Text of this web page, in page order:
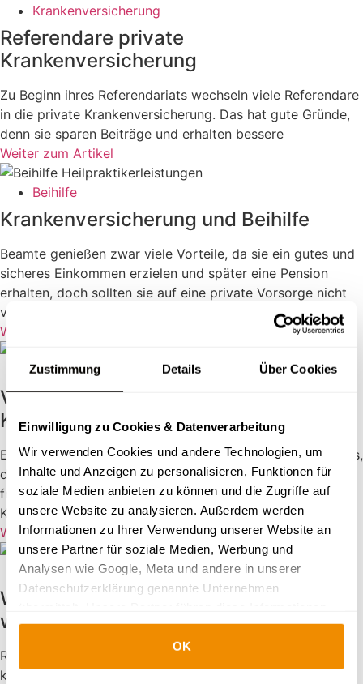
Zustimmung Details Über Cookies
Einwilligung zu Cookies & Datenverarbeitung
Wir verwenden Cookies und andere Technologien, um
Inhalte und Anzeigen zu personalisieren, Funktionen für
soziale Medien anbieten zu können und die Zugriffe auf
unsere Website zu analysieren. Außerdem werden
Informationen zu Ihrer Verwendung unserer Website an
unsere Partner für soziale Medien, Werbung und
Analysen wie Google, Meta und andere in unserer
Datenschutzerklärung genannte Unternehmen
möglicherweise mit weiteren Daten zusammen, die Sie
ihnen bereitgestellt haben oder die sie im Rahmen Ihrer
Nutzung der Dienste gesammelt haben.
OK
Krankenversicherung
Referendare private
Krankenversicherung
Zu Beginn ihres Referendariats wechseln viele Referendare
in die private Krankenversicherung. Das hat gute Gründe,
denn sie sparen Beiträge und erhalten bessere
Weiter zum Artikel
Beihilfe
Krankenversicherung und Beihilfe
Beamte genießen zwar viele Vorteile, da sie ein gutes und
sicheres Einkommen erzielen und später eine Pension
erhalten, doch sollten sie auf eine private Vorsorge nicht
verzichten.
Weiter zum Artikel
Krankenversicherung
Versicherungsbeiträge private
Krankenversicherung
Eine private Krankenversicherung ist für Beamte kein Muss,
doch bietet sie deutliche Vorteile gegenüber der
freiwilligen Mitgliedschaft in einer gesetzlichen
Krankenkasse.
Weiter zum Artikel
Krankenversicherung
Warum die PKV für Referendare
wichtig ist
Referendare warten auf ihre Verbeamtung, beispielsweise
künftige Lehrer. Beamte sind meistens in der privaten